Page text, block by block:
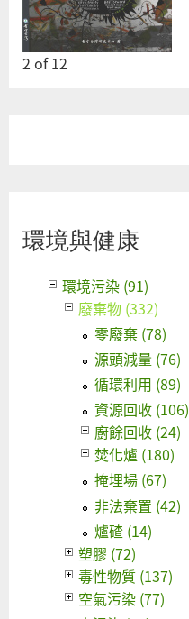
2 of12
環境與健康
環境污染 (91)
廢棄物 (332)
零廢棄 (78)
源頭減量 (76)
循環利用 (89)
資源回收 (106)
廚餘回收 (24)
焚化爐 (180)
掩埋場 (67)
非法棄置 (42)
爐碴 (14)
塑膠 (72)
毒性物質 (137)
空氣污染 (77)